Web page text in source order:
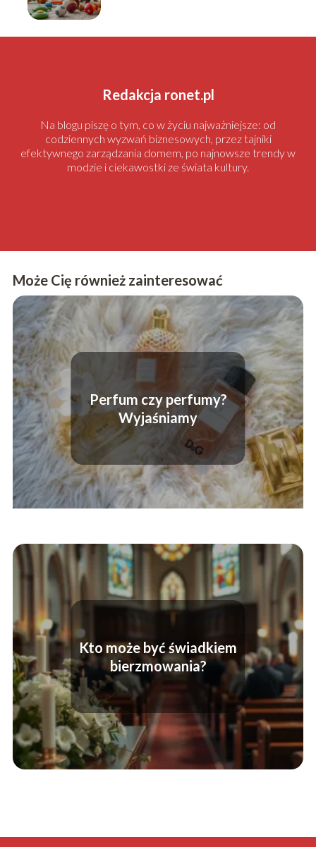
Redakcja ronet.pl
Na blogu piszę o tym, co w życiu najważniejsze: od
codziennych wyzwań biznesowych, przez tajniki
efektywnego zarządzania domem, po najnowsze trendy w
modzie i ciekawostki ze świata kultury.
Może Cię również zainteresować
Perfum czy perfumy?
Wyjaśniamy
Kto może być świadkiem
bierzmowania?